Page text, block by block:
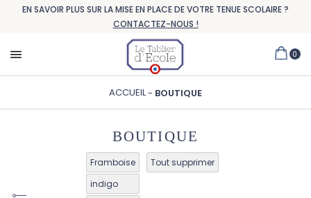
EN SAVOIR PLUS SUR LA MISE EN PLACE DE VOTRE TENUE SCOLAIRE ?
CONTACTEZ-NOUS !
0
ACCUEIL BOUTIQUE
BOUTIQUE
Framboise
indigo
Tout supprimer